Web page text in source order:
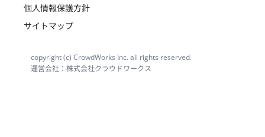
個人情報保護方針
サイトマップ
copyright (c) CrowdWorks Inc. all rights reserved.
運営会社：株式会社クラウドワークス